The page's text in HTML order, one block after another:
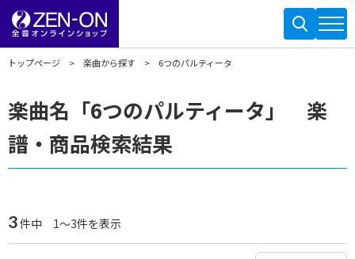
トップページ 楽曲から探す 6つのパルティータ
楽曲名「6つのパルティータ」 楽
譜・商品検索結果
3件中 1～3件を表示